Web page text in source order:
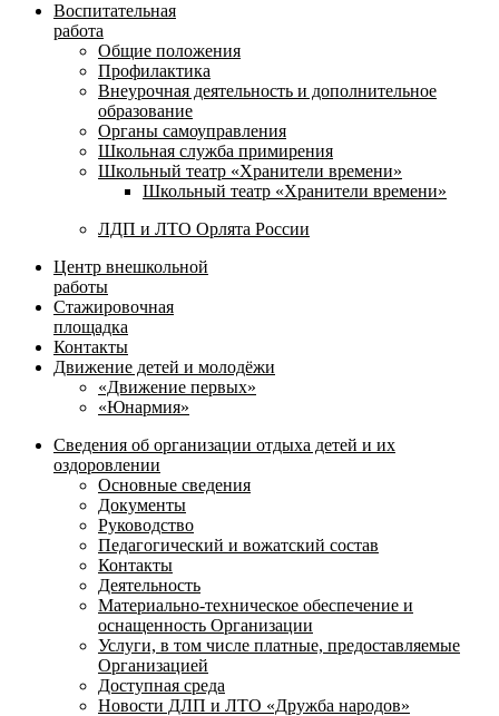
Воспитательная
работа
Общие положения
Профилактика
Внеурочная деятельность и дополнительное
образование
Органы самоуправления
Школьная служба примирения
Школьный театр «Хранители времени»
Школьный театр «Хранители времени»
ЛДП и ЛТО Орлята России
Центр внешкольной
работы
Стажировочная
площадка
Контакты
Движение детей и молодёжи
«Движение первых»
«Юнармия»
Сведения об организации отдыха детей и их
оздоровлении
Основные сведения
Документы
Руководство
Педагогический и вожатский состав
Контакты
Деятельность
Материально-техническое обеспечение и
оснащенность Организации
Услуги, в том числе платные, предоставляемые
Организацией
Доступная среда
Новости ДЛП и ЛТО «Дружба народов»